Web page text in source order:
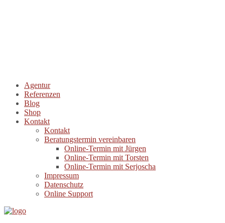
Agentur
Referenzen
Blog
Shop
Kontakt
Kontakt
Beratungstermin vereinbaren
Online-Termin mit Jürgen
Online-Termin mit Torsten
Online-Termin mit Serjoscha
Impressum
Datenschutz
Online Support